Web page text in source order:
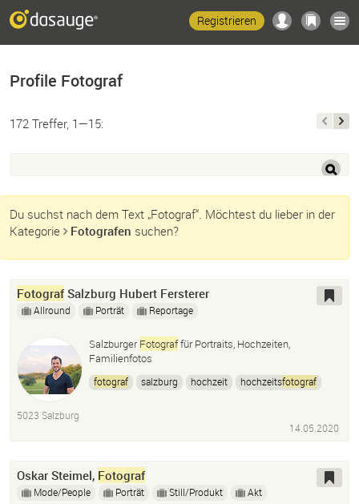
Registrieren
Profile Fotograf
172 Treffer, 1—15:
Du suchst nach dem Text „Fotograf“. Möchtest du lieber in der
Kategorie
Fotografen suchen?
FotografSalzburg Hubert Fersterer
Allround Porträt Reportage
SalzburgerFotograffür Portraits, Hochzeiten,
Familienfotos
fotograf salzburg hochzeit hochzeitsfotograf
5023 Salzburg
14.05.2020
Oskar Steimel, Fotograf
Mode/People Porträt Still/Produkt Akt